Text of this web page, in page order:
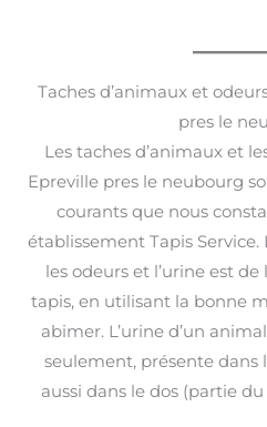
Taches d’animaux et
pres le
Les taches d’animaux et
Epreville pres le neubourg
courants que nous
établissement Tapis Service.
les odeurs et l’urine est
tapis, en utilisant la bonne
abimer. L’urine d’un
seulement, présente dans
aussi dans le dos (partie